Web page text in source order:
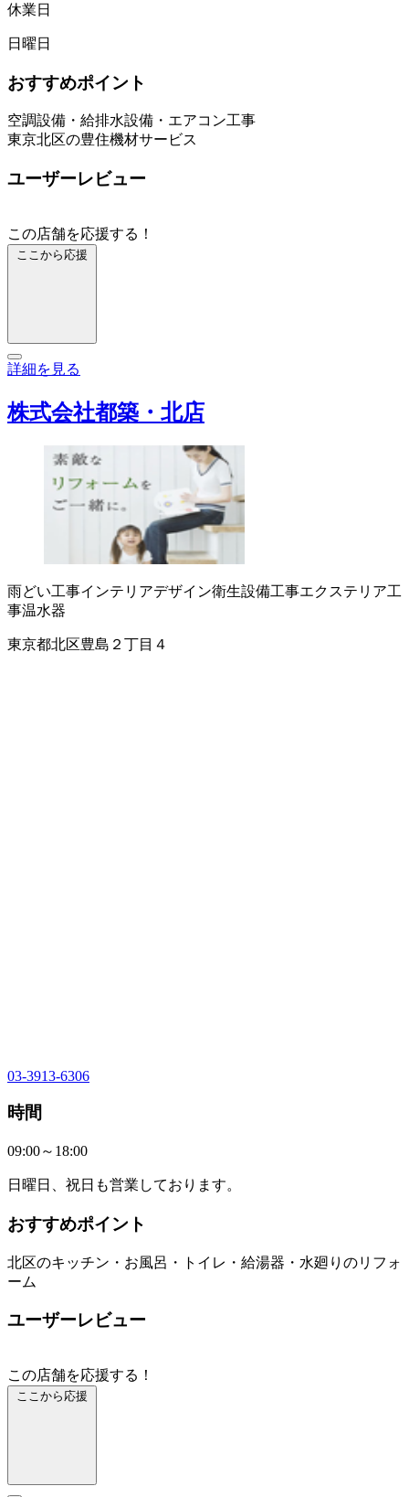
休業日
日曜日
おすすめポイント
空調設備・給排水設備・エアコン工事
東京北区の豊住機材サービス
ユーザーレビュー
この店舗を応援する！
ここから応援
詳細を見る
株式会社都築・北店
雨どい工事インテリアデザイン衛生設備工事エクステリア工
事温水器
東京都北区豊島２丁目４
03-3913-6306
時間
09:00～18:00
日曜日、祝日も営業しております。
おすすめポイント
北区のキッチン・お風呂・トイレ・給湯器・水廻りのリフォ
ーム
ユーザーレビュー
この店舗を応援する！
ここから応援